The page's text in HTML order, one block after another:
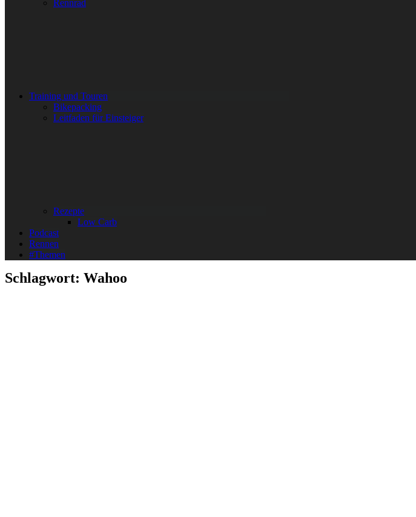
Rennrad
Training und Touren
Bikepacking
Leitfaden für Einsteiger
Rezepte
Low Carb
Podcast
Rennen
#Themen
Schlagwort: Wahoo